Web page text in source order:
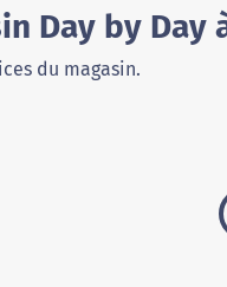
Day by Day
du magasin.